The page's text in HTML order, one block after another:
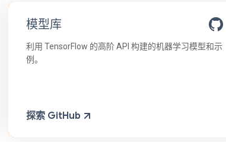
模型库
利用 TensorFlow 的高阶 API 构建的机器学习模型和示
例。
探索 GitHub